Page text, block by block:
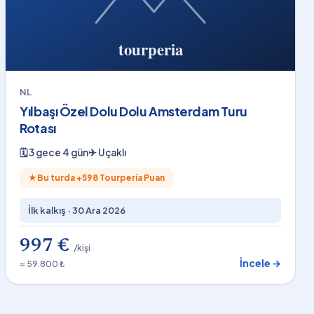
NL
Yılbaşı Özel Dolu Dolu Amsterdam Turu
Rotası
🗓3 gece 4 gün✈Uçaklı
★ Bu turda +598 Tourperia Puan
İlk kalkış ·30 Ara 2026
997 € /kişi
≈ 59.800 ₺
İncele →